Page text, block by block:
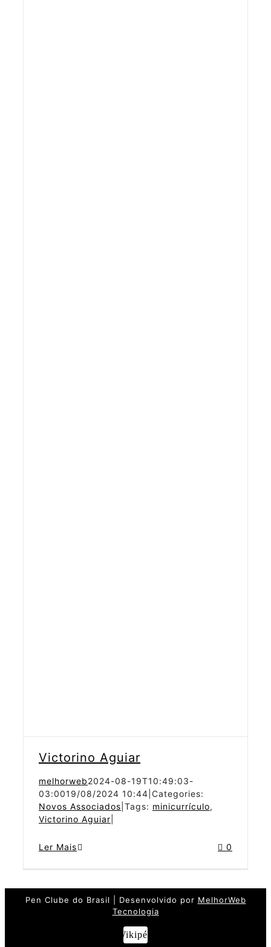
Victorino Aguiar
melhorweb2024-08-19T10:49:03-
03:0019/08/2024 10:44 Categories:
Novos Associados Tags: minicurrículo,
Victorino Aguiar
Ler Mais 0
Pen Clube do Brasil | Desenvolvido por MelhorWeb
Tecnologia
Wikipédia